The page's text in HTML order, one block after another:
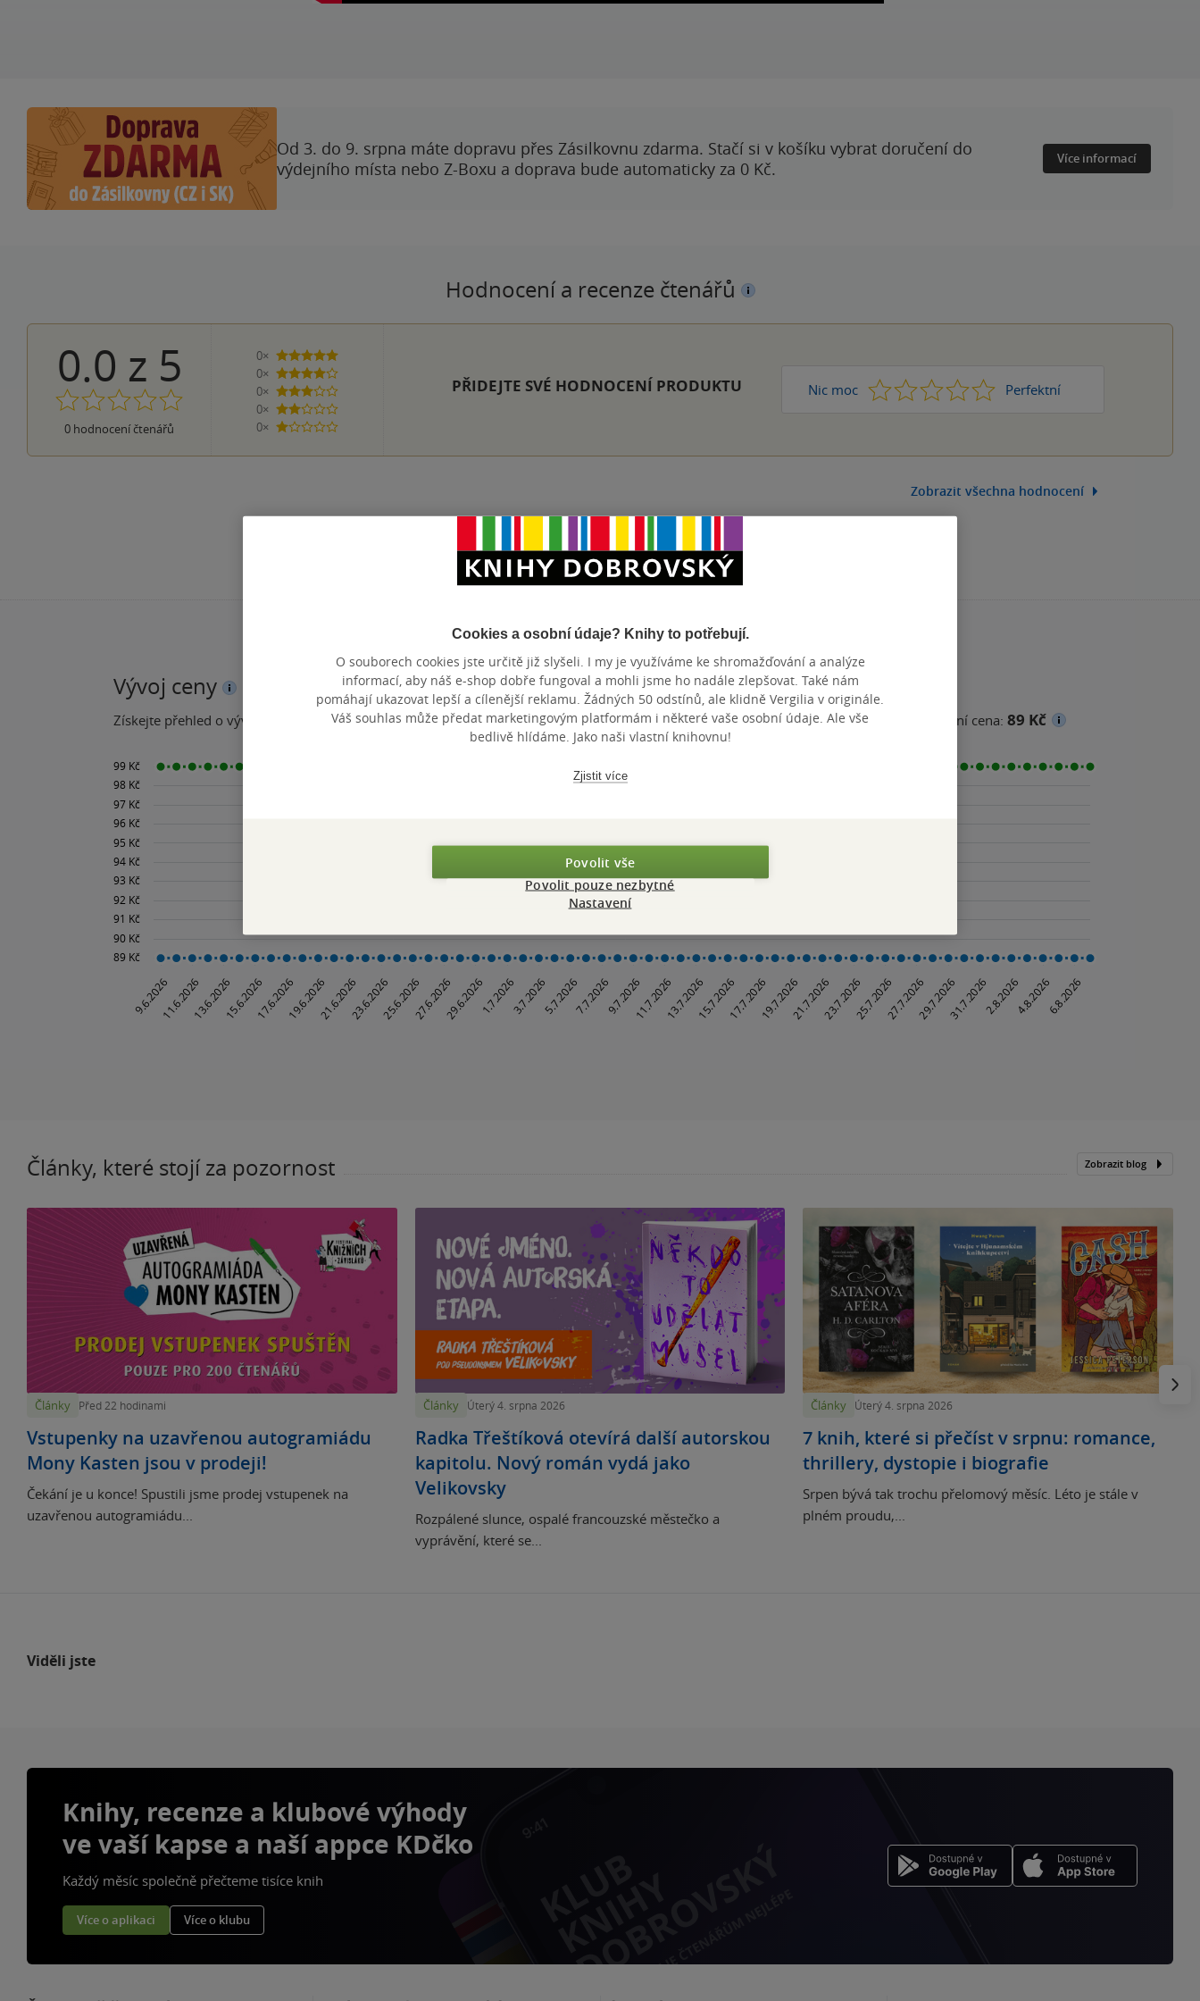
Od 3. do 9. srpna máte dopravu přes Zásilkovnu zdarma. Stačí si v košíku vybrat doručení do
výdejního místa nebo Z-Boxu a doprava bude automaticky za 0 Kč.
Více informací
Hodnocení a recenze čtenářů
0.0 z 5
0 hodnocení čtenářů
0×
5 hvězdiček
0×
4 hvězdičky
0×
3 hvězdičky
0×
2 hvězdičky
0×
1 hvezdička
PŘIDEJTE SVÉ HODNOCENÍ PRODUKTU Nic moc 1 2 3 4 Perfektní
5
Zobrazit všechna hodnocení
Vývoj ceny
Získejte přehled o vývoji ceny za posledních 60 dní. Maloobchodní cena Minimální prodejní cena: 89 Kč
Články, které stojí za pozornost Zobrazit blog
Články Před 22 hodinami
Vstupenky na uzavřenou autogramiádu
Mony Kasten jsou v prodeji!
Čekání je u konce! Spustili jsme prodej vstupenek na
uzavřenou autogramiádu...
Články Úterý 4. srpna 2026
Radka Třeštíková otevírá další autorskou
kapitolu. Nový román vydá jako
Velikovsky
Rozpálené slunce, ospalé francouzské městečko a
vyprávění, které se...
Články Úterý 4. srpna 2026
7 knih, které si přečíst v srpnu: romance,
thrillery, dystopie i biografie
Srpen bývá tak trochu přelomový měsíc. Léto je stále v
plném proudu,...
Viděli jste
Knihy, recenze a klubové výhody
ve vaší kapse a naší appce KDčko
Každý měsíc společně přečteme tisíce knih
Více o aplikaci Více o klubu
Cookies a osobní údaje? Knihy to potřebují.
O souborech cookies jste určitě již slyšeli. I my je využíváme ke shromažďování a analýze
informací, aby náš e-shop dobře fungoval a mohli jsme ho nadále zlepšovat. Také nám
pomáhají ukazovat lepší a cílenější reklamu. Žádných 50 odstínů, ale klidně Vergilia v originále.
Váš souhlas může předat marketingovým platformám i některé vaše osobní údaje. Ale vše
bedlivě hlídáme. Jako naši vlastní knihovnu!
Zjistit více
Povolit vše
Povolit pouze nezbytné
Nastavení